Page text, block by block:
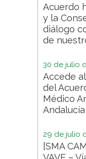
Acuerdo
y la
diálogo
de
30 de julio
Accede
del
Médico
Andalucía
29 de julio
[SMA